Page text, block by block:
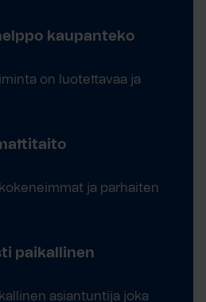
kaupanteko
on luotettavaa ja
ja parhaiten
paikallinen
asiantuntija joka